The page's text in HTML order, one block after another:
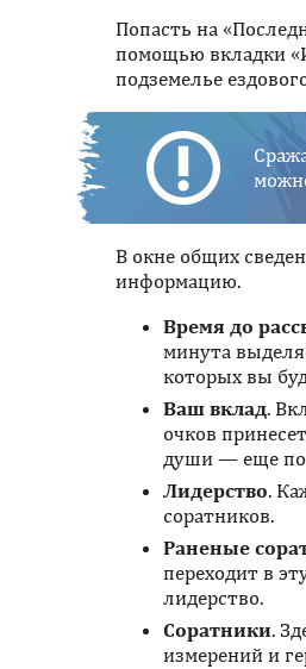
Попасть на
помощью вкладки
подземелье
В окне общих
информацию.
Время до
минута
которых вы
Ваш вклад.
очков
души — еще по
Лидерство.
соратников.
Раненые
переходит в
лидерство.
Соратники.
измерений и